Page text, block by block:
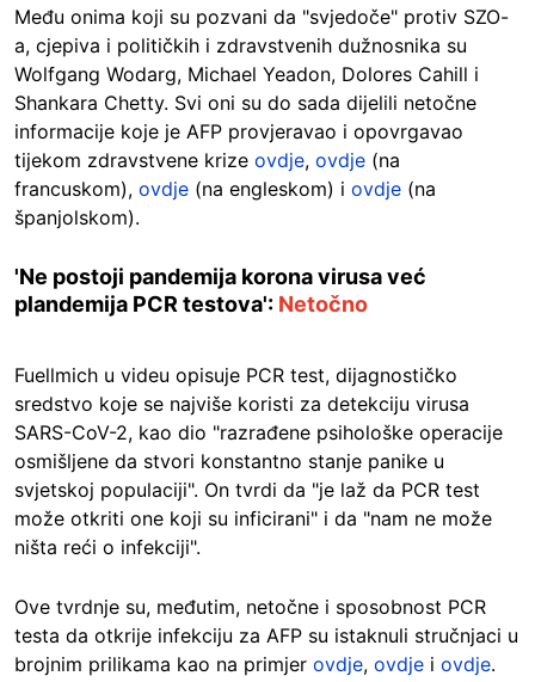
Među onima koji su pozvani da "svjedoče" protiv SZO-
a, cjepiva i političkih i zdravstvenih dužnosnika su
Wolfgang Wodarg, Michael Yeadon, Dolores Cahill i
Shankara Chetty. Svi oni su do sada dijelili netočne
informacije koje je AFP provjeravao i opovrgavao
tijekom zdravstvene krize ovdje, ovdje (na
francuskom), ovdje (na engleskom) i ovdje (na
španjolskom).
'Ne postoji pandemija korona virusa već
plandemija PCR testova': Netočno
Fuellmich u videu opisuje PCR test, dijagnostičko
sredstvo koje se najviše koristi za detekciju virusa
SARS-CoV-2, kao dio "razrađene psihološke operacije
osmišljene da stvori konstantno stanje panike u
svjetskoj populaciji". On tvrdi da "je laž da PCR test
može otkriti one koji su inficirani" i da "nam ne može
ništa reći o infekciji".
Ove tvrdnje su, međutim, netočne i sposobnost PCR
testa da otkrije infekciju za AFP su istaknuli stručnjaci u
brojnim prilikama kao na primjer ovdje, ovdje i ovdje.